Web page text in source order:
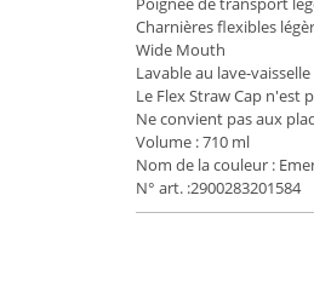
Charnières flexibles
Wide Mouth
Lavable au lave-vaisselle
Le Flex Straw Cap n'est
Ne convient pas aux
Volume : 710 ml
Nom de la couleur :
N° art. :2900283201584